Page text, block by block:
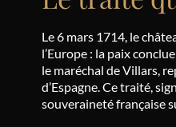
Le 6 mars 1714, le
l’Europe : la paix
le maréchal de Villars,
d’Espagne. Ce traité,
souveraineté française